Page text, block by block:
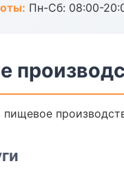
Пн-Сб: 08:00-